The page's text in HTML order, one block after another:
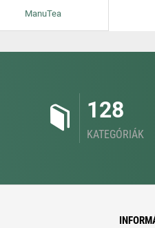
ManuTea
128
KATEGÓRIÁK